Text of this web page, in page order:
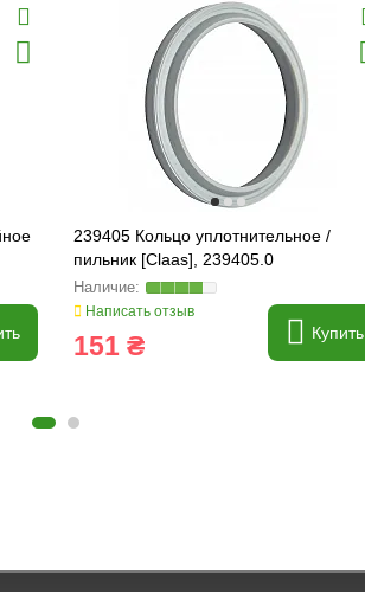
239405 Кольцо уплотнительное /
пильник [Claas], 239405.0
Написать отзыв
151 ₴ Купить